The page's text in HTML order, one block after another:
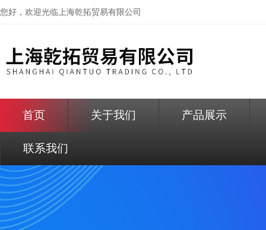
您好，欢迎光临上海乾拓贸易有限公司
首页 关于我们 产品展示
联系我们